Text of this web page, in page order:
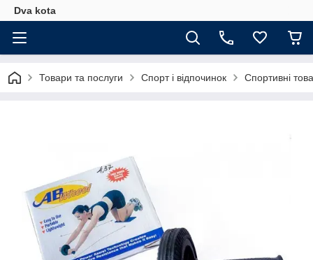
Dva kota
Товари та послуги Спорт і відпочинок Спортивні